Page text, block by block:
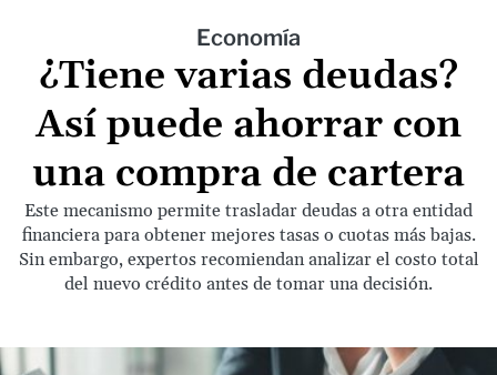
Economía
¿Tiene varias deudas?
Así puede ahorrar con
una compra de cartera
Este mecanismo permite trasladar deudas a otra entidad
financiera para obtener mejores tasas o cuotas más bajas.
Sin embargo, expertos recomiendan analizar el costo total
del nuevo crédito antes de tomar una decisión.